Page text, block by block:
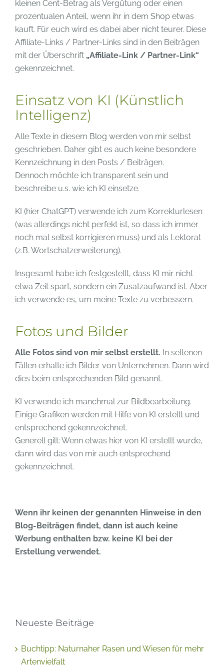
kleinen Cent-Betrag als Vergütung oder einen
prozentualen Anteil, wenn ihr in dem Shop etwas
kauft. Für euch wird es dabei aber nicht teurer. Diese
Affiliate-Links / Partner-Links sind in den Beiträgen
mit der Überschrift „Affiliate-Link / Partner-Link“
gekennzeichnet.
Einsatz von KI (Künstlich
Intelligenz)
Alle Texte in diesem Blog werden von mir selbst
geschrieben. Daher gibt es auch keine besondere
Kennzeichnung in den Posts / Beiträgen.
Dennoch möchte ich transparent sein und
beschreibe u.s. wie ich KI einsetze.
KI (hier ChatGPT) verwende ich zum Korrekturlesen
(was allerdings nicht perfekt ist, so dass ich immer
noch mal selbst korrigieren muss) und als Lektorat
(z.B. Wortschatzerweiterung).
Insgesamt habe ich festgestellt, dass KI mir nicht
etwa Zeit spart, sondern ein Zusatzaufwand ist. Aber
ich verwende es, um meine Texte zu verbessern.
Fotos und Bilder
Alle Fotos sind von mir selbst erstellt. In seltenen
Fällen erhalte ich Bilder von Unternehmen. Dann wird
dies beim entsprechenden Bild genannt.
KI verwende ich manchmal zur Bildbearbeitung.
Einige Grafiken werden mit Hilfe von KI erstellt und
entsprechend gekennzeichnet.
Generell gilt: Wenn etwas hier von KI erstellt wurde,
dann wird das von mir auch entsprechend
gekennzeichnet.
Wenn ihr keinen der genannten Hinweise in den
Blog-Beiträgen findet, dann ist auch keine
Werbung enthalten bzw. keine KI bei der
Erstellung verwendet.
Neueste Beiträge
Buchtipp: Naturnaher Rasen und Wiesen für mehr
Artenvielfalt